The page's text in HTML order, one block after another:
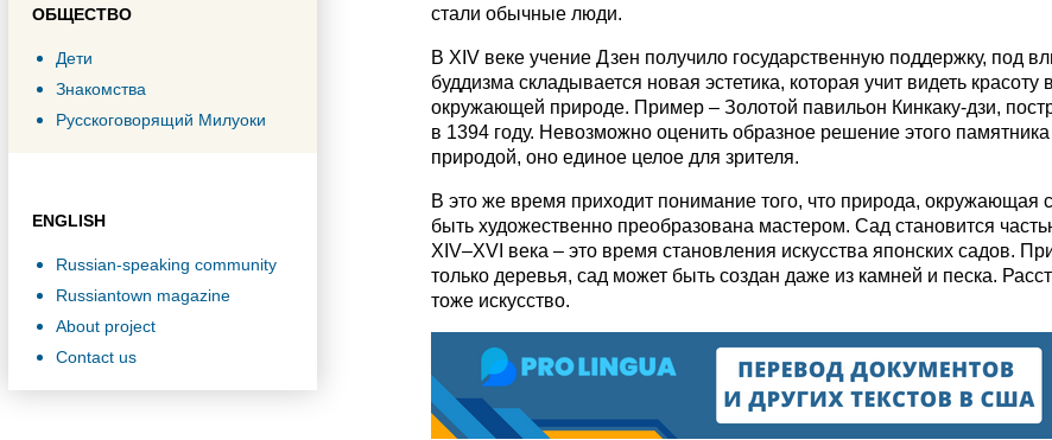
ОБЩЕСТВО
Дети
Знакомства
Русскоговорящий Милуоки
ENGLISH
Russian-speaking community
Russiantown magazine
About project
Contact us
стали обычные люди.
В XIV веке учение Дзен получило государственную поддержку, под
буддизма складывается новая эстетика, которая учит видеть
окружающей природе. Пример – Золотой павильон Кинкаку-дзи,
в 1394 году. Невозможно оценить образное решение этого памятника
природой, оно единое целое для зрителя.
В это же время приходит понимание того, что природа, окружающая
быть художественно преобразована мастером. Сад становится
XIV–XVI века – это время становления искусства японских садов.
только деревья, сад может быть создан даже из камней и песка.
тоже искусство.